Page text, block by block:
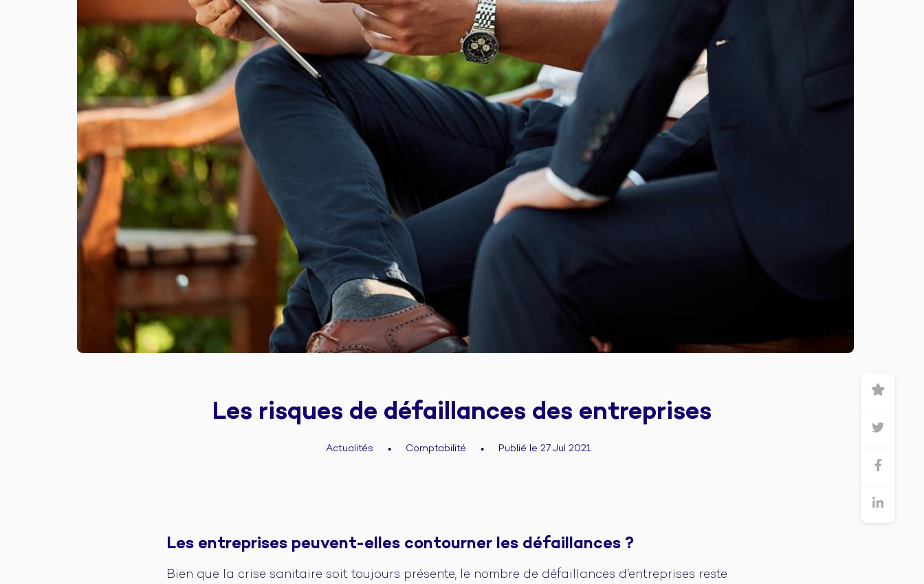
Les risques de défaillances des entreprises
Actualités ● Comptabilité ● Publié le 27 Jul 2021
Les entreprises peuvent-elles contourner les défaillances ?
Bien que la crise sanitaire soit toujours présente, le nombre de défaillances d’entreprises reste